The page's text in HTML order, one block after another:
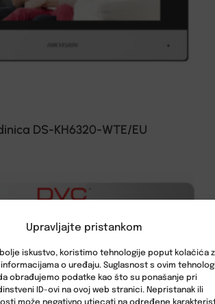
Upravljajte pristankom
iskustvo, koristimo tehnologije poput kolačića
o uređaju. Suglasnost s ovim
obrađujemo podatke kao što su ponašanje pri
ID-ovi na ovoj web stranici. Nepristanak ili
može negativno utjecati na određene
DS-KH6320-WTE/EU